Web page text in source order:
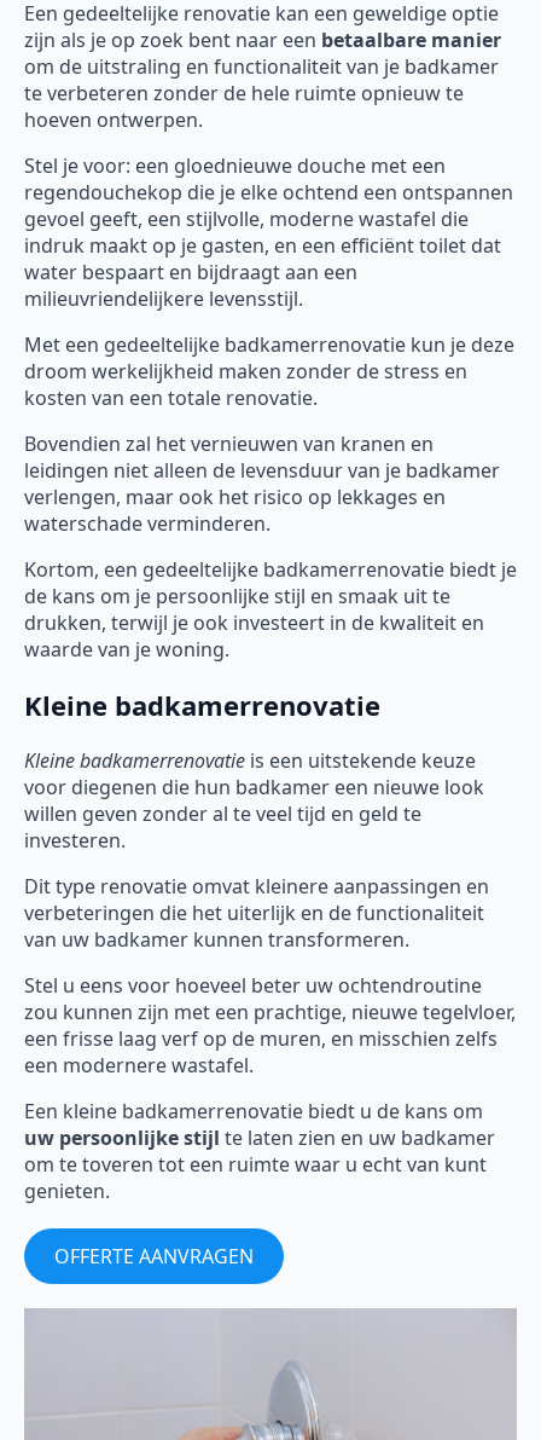
Een gedeeltelijke renovatie kan een geweldige optie
zijn als je op zoek bent naar een betaalbare manier
om de uitstraling en functionaliteit van je badkamer
te verbeteren zonder de hele ruimte opnieuw te
hoeven ontwerpen.
Stel je voor: een gloednieuwe douche met een
regendouchekop die je elke ochtend een ontspannen
gevoel geeft, een stijlvolle, moderne wastafel die
indruk maakt op je gasten, en een efficiënt toilet dat
water bespaart en bijdraagt aan een
milieuvriendelijkere levensstijl.
Met een gedeeltelijke badkamerrenovatie kun je deze
droom werkelijkheid maken zonder de stress en
kosten van een totale renovatie.
Bovendien zal het vernieuwen van kranen en
leidingen niet alleen de levensduur van je badkamer
verlengen, maar ook het risico op lekkages en
waterschade verminderen.
Kortom, een gedeeltelijke badkamerrenovatie biedt je
de kans om je persoonlijke stijl en smaak uit te
drukken, terwijl je ook investeert in de kwaliteit en
waarde van je woning.
Kleine badkamerrenovatie
Kleine badkamerrenovatie is een uitstekende keuze
voor diegenen die hun badkamer een nieuwe look
willen geven zonder al te veel tijd en geld te
investeren.
Dit type renovatie omvat kleinere aanpassingen en
verbeteringen die het uiterlijk en de functionaliteit
van uw badkamer kunnen transformeren.
Stel u eens voor hoeveel beter uw ochtendroutine
zou kunnen zijn met een prachtige, nieuwe tegelvloer,
een frisse laag verf op de muren, en misschien zelfs
een modernere wastafel.
Een kleine badkamerrenovatie biedt u de kans om
uw persoonlijke stijl te laten zien en uw badkamer
om te toveren tot een ruimte waar u echt van kunt
genieten.
OFFERTE AANVRAGEN